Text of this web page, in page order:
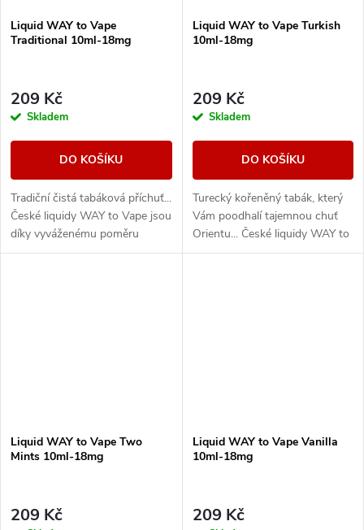
Liquid WAY to Vape
Traditional 10ml-18mg
209 Kč
Skladem
DO KOŠÍKU
Tradiční čistá tabáková příchuť...
České liquidy WAY to Vape jsou
díky vyváženému poměru
složek 50PG/50VG vhodné do
Liquid WAY to Vape Turkish
10ml-18mg
209 Kč
Skladem
DO KOŠÍKU
Turecký kořeněný tabák, který
Vám poodhalí tajemnou chuť
Orientu... České liquidy WAY to
Vape jsou díky vyváženému
Liquid WAY to Vape Two
Mints 10ml-18mg
209 Kč
Liquid WAY to Vape Vanilla
10ml-18mg
209 Kč